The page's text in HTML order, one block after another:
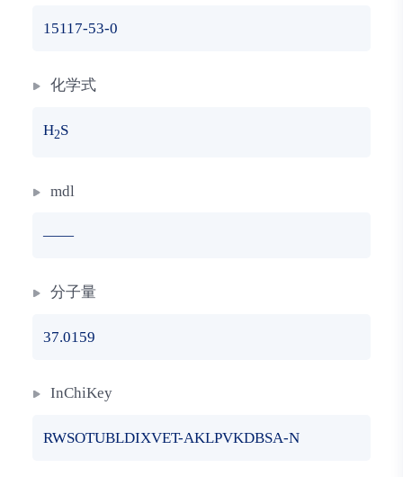
15117-53-0
化学式
H2S
mdl
——
分子量
37.0159
InChiKey
RWSOTUBLDIXVET-AKLPVKDBSA-N